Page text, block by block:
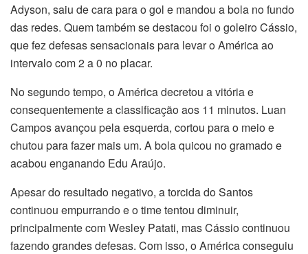
Adyson, saiu de cara para o gol e mandou a bola no fundo
das redes. Quem também se destacou foi o goleiro Cássio,
que fez defesas sensacionais para levar o América ao
intervalo com 2 a 0 no placar.
No segundo tempo, o América decretou a vitória e
consequentemente a classificação aos 11 minutos. Luan
Campos avançou pela esquerda, cortou para o meio e
chutou para fazer mais um. A bola quicou no gramado e
acabou enganando Edu Araújo.
Apesar do resultado negativo, a torcida do Santos
continuou empurrando e o time tentou diminuir,
principalmente com Wesley Patati, mas Cássio continuou
fazendo grandes defesas. Com isso, o América conseguiu